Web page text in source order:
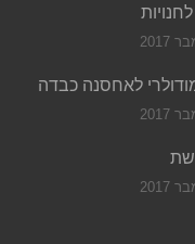
לאחסנה כבדה